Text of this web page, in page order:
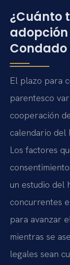
¿Cuánto
Condado
El plazo para
parentesco
cooperación
calendario del
Los factores
un estudio del
concurrentes
para avanzar
mientras se
legales sean